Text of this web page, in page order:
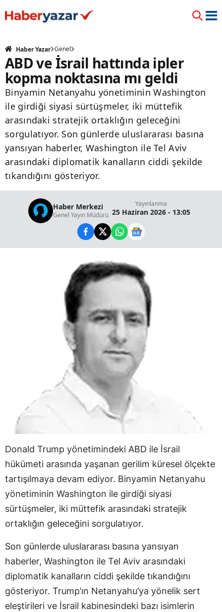
Haber Yazar Genel
ABD ve İsrail hattında ipler
kopma noktasına mı geldi
Binyamin Netanyahu yönetiminin Washington
ile girdiği siyasi sürtüşmeler, iki müttefik
arasındaki stratejik ortaklığın geleceğini
sorgulatıyor. Son günlerde uluslararası basına
yansıyan haberler, Washington ile Tel Aviv
arasındaki diplomatik kanalların ciddi şekilde
tıkandığını gösteriyor.
Haber Merkezi
Genel Yayın Müdürü
Yayınlanma
25 Haziran 2026 - 13:05
Donald Trump yönetimindeki ABD ile İsrail
hükümeti arasında yaşanan gerilim küresel ölçekte
tartışılmaya devam ediyor. Binyamin Netanyahu
yönetiminin Washington ile girdiği siyasi
sürtüşmeler, iki müttefik arasındaki stratejik
ortaklığın geleceğini sorgulatıyor.
Son günlerde uluslararası basına yansıyan
haberler, Washington ile Tel Aviv arasındaki
diplomatik kanalların ciddi şekilde tıkandığını
gösteriyor. Trump’ın Netanyahu’ya yönelik sert
eleştirileri ve İsrail kabinesindeki bazı isimlerin